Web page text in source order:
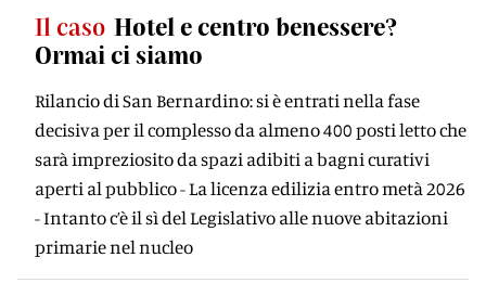
Il caso Hotel e centro benessere?
Ormai ci siamo
Rilancio di San Bernardino: si è entrati nella fase
decisiva per il complesso da almeno 400 posti letto che
sarà impreziosito da spazi adibiti a bagni curativi
aperti al pubblico - La licenza edilizia entro metà 2026
- Intanto c’è il sì del Legislativo alle nuove abitazioni
primarie nel nucleo